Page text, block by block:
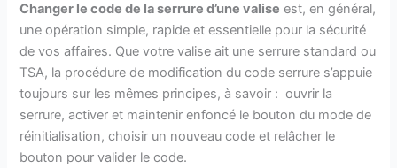
Changer le code de la serrure d’une valise est, en général,
une opération simple, rapide et essentielle pour la sécurité
de vos affaires. Que votre valise ait une serrure standard ou
TSA, la procédure de modification du code serrure s’appuie
toujours sur les mêmes principes, à savoir : ouvrir la
serrure, activer et maintenir enfoncé le bouton du mode de
réinitialisation, choisir un nouveau code et relâcher le
bouton pour valider le code.